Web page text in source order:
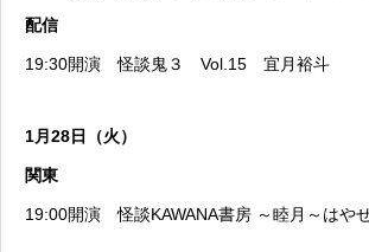
配信
19:30開演怪談鬼３ Vol.15 宜月裕斗
1月28日（火）
関東
19:00開演怪談KAWANA書房 ～睦月～はや